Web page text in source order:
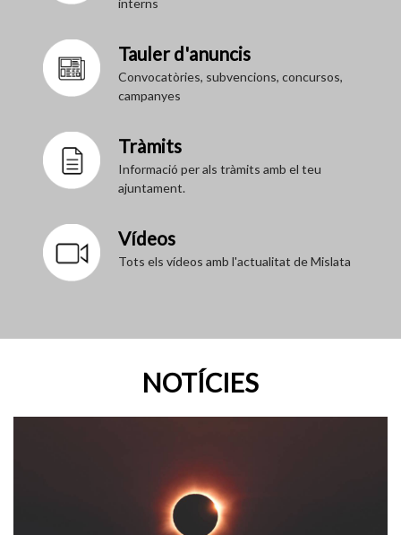
Tauler d'anuncis
Convocatòries, subvencions, concursos,
campanyes
Tràmits
Informació per als tràmits amb el teu
ajuntament.
Vídeos
Tots els vídeos amb l'actualitat de Mislata
NOTÍCIES